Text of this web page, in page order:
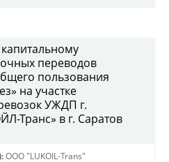
переводов
пользования
на участке
УЖДП г.
Транс» в г. Саратов
OOO "LUKOIL-Trans"